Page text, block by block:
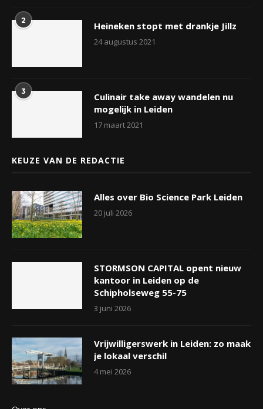
2 Heineken stopt met drankje Jillz
24 augustus 2021
3
Culinair take away wandelen nu
mogelijk in Leiden
17 maart 2021
KEUZE VAN DE REDACTIE
Alles over Bio Science Park Leiden
20 juli 2026
STORMSON CAPITAL opent nieuw
kantoor in Leiden op de
Schipholseweg 55-75
3 juni 2026
Vrijwilligerswerk in Leiden: zo maak
je lokaal verschil
4 mei 2026